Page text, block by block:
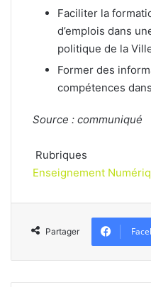
Faciliter la
d’emplois dans
politique de la
Former des
compétences
Source : communiqué
Rubriques
Enseignement
Partager